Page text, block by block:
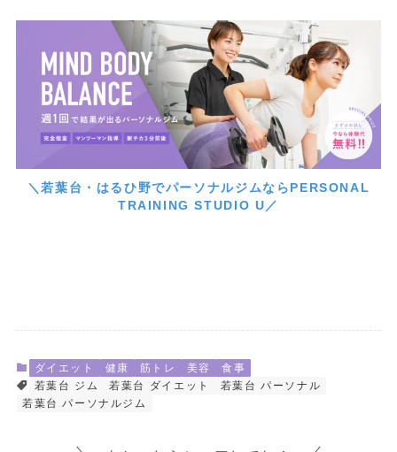
＼若葉台・はるひ野でパーソナルジムならPERSONAL
TRAINING STUDIO U／
ダイエット 健康 筋トレ 美容
食事
若葉台 ジム
若葉台 ダイエット
若葉台 パーソナル
若葉台 パーソナルジム